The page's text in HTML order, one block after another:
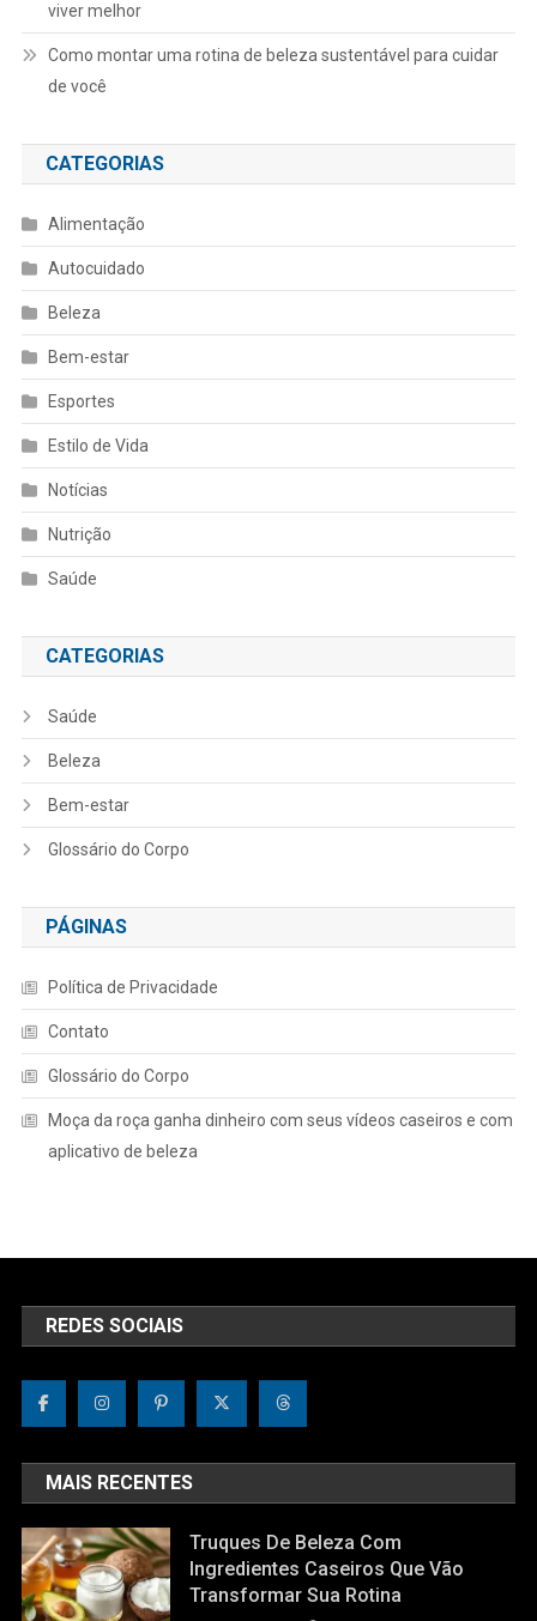
viver melhor
Como montar uma rotina de beleza sustentável para cuidar
de você
CATEGORIAS
Alimentação
Autocuidado
Beleza
Bem-estar
Esportes
Estilo de Vida
Notícias
Nutrição
Saúde
CATEGORIAS
Saúde
Beleza
Bem-estar
Glossário do Corpo
PÁGINAS
Política de Privacidade
Contato
Glossário do Corpo
Moça da roça ganha dinheiro com seus vídeos caseiros e com
aplicativo de beleza
REDES SOCIAIS
MAIS RECENTES
Truques De Beleza Com
Ingredientes Caseiros Que Vão
Transformar Sua Rotina